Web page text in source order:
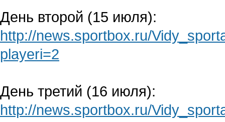
День второй (15 июля):
http://news.sportbox.ru/
playeri=2
День третий (16 июля):
http://news.sportbox.ru/